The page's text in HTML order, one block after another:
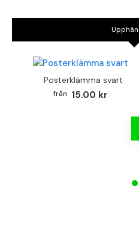
Posterklämma svart
15.00 kr